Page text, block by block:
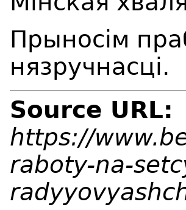
Прыносім
нязручнасці.
Source URL:
https://
raboty-na-